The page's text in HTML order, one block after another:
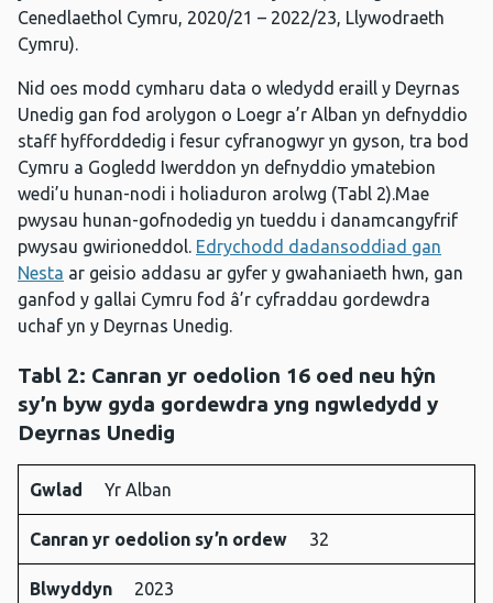
Cenedlaethol Cymru, 2020/21 – 2022/23, Llywodraeth
Cymru).
Nid oes modd cymharu data o wledydd eraill y Deyrnas
Unedig gan fod arolygon o Loegr a’r Alban yn defnyddio
staff hyfforddedig i fesur cyfranogwyr yn gyson, tra bod
Cymru a Gogledd Iwerddon yn defnyddio ymatebion
wedi’u hunan-nodi i holiaduron arolwg (Tabl 2).Mae
pwysau hunan-gofnodedig yn tueddu i danamcangyfrif
pwysau gwirioneddol. Edrychodd dadansoddiad gan
Nesta ar geisio addasu ar gyfer y gwahaniaeth hwn, gan
ganfod y gallai Cymru fod â’r cyfraddau gordewdra
uchaf yn y Deyrnas Unedig.
Tabl 2: Canran yr oedolion 16 oed neu hŷn
sy’n byw gyda gordewdra yng ngwledydd y
Deyrnas Unedig
Gwlad
Canran
yr
oedolion
sy’n
Blwyddyn Ffynhonnell Dull
Gwlad Yr Alban
Canran yr oedolion sy’n ordew 32
Blwyddyn 2023